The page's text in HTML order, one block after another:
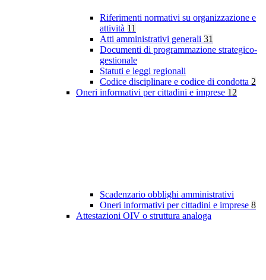
Riferimenti normativi su organizzazione e
attività 11
Atti amministrativi generali 31
Documenti di programmazione strategico-
gestionale
Statuti e leggi regionali
Codice disciplinare e codice di condotta 2
Oneri informativi per cittadini e imprese 12
Scadenzario obblighi amministrativi
Oneri informativi per cittadini e imprese 8
Attestazioni OIV o struttura analoga